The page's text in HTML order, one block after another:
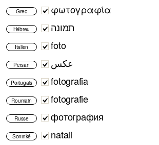
Grec φωτογραφία
Hébreu תמונה
Italien foto
Persan عکس
Portugais fotografia
Roumain fotografie
Russe фотография
Soninké natali